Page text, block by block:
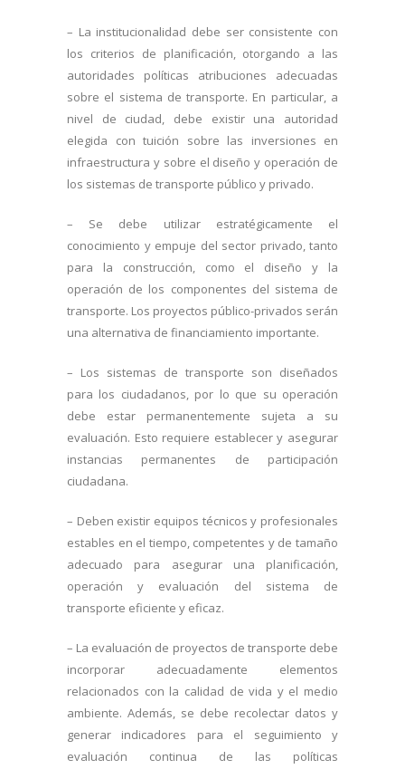
– La institucionalidad debe ser consistente con
los criterios de planificación, otorgando a las
autoridades políticas atribuciones adecuadas
sobre el sistema de transporte. En particular, a
nivel de ciudad, debe existir una autoridad
elegida con tuición sobre las inversiones en
infraestructura y sobre el diseño y operación de
los sistemas de transporte público y privado.
– Se debe utilizar estratégicamente el
conocimiento y empuje del sector privado, tanto
para la construcción, como el diseño y la
operación de los componentes del sistema de
transporte. Los proyectos público-privados serán
una alternativa de financiamiento importante.
– Los sistemas de transporte son diseñados
para los ciudadanos, por lo que su operación
debe estar permanentemente sujeta a su
evaluación. Esto requiere establecer y asegurar
instancias permanentes de participación
ciudadana.
– Deben existir equipos técnicos y profesionales
estables en el tiempo, competentes y de tamaño
adecuado para asegurar una planificación,
operación y evaluación del sistema de
transporte eficiente y eficaz.
– La evaluación de proyectos de transporte debe
incorporar adecuadamente elementos
relacionados con la calidad de vida y el medio
ambiente. Además, se debe recolectar datos y
generar indicadores para el seguimiento y
evaluación continua de las políticas